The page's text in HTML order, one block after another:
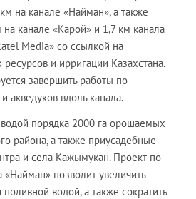
на канале «Найман», а также
канале «Карой» и 1,7 км канала
Media» со ссылкой на
и ирригации Казахстана.
завершить работы по
акведуков вдоль канала.
порядка 2000 га орошаемых
района, а также приусадебные
и села Кажымукан. Проект по
«Найман» позволит увеличить
водой, а также сократить